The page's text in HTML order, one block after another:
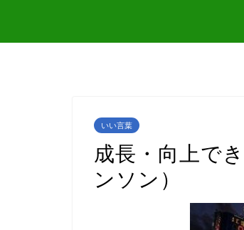
いい言葉
成長・向上で
ンソン）